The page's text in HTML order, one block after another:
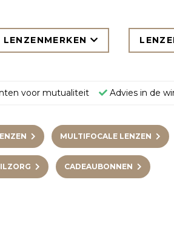
LENZENMERKEN
voor mutualiteit Advies in de
MULTIFOCALE LENZEN
CADEAUBONNEN